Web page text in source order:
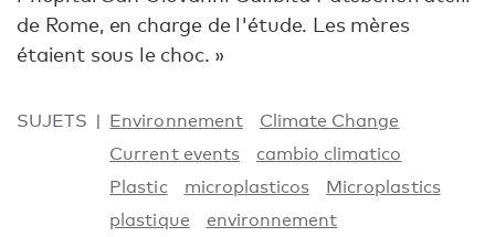
de Rome, en charge de l'étude. Les mères
étaient sous le choc. »
SUJETS Environnement
Climate Change
Current events
cambio climatico
Plastic
microplasticos
Microplastics
plastique
environnement